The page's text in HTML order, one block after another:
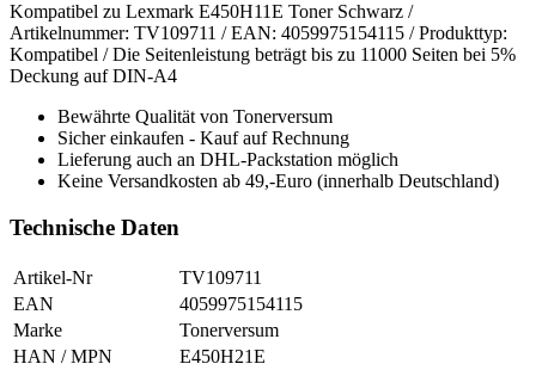
Kompatibel zu Lexmark E450H11E Toner Schwarz /
Artikelnummer: TV109711 / EAN: 4059975154115 / Produkttyp:
Kompatibel / Die Seitenleistung beträgt bis zu 11000 Seiten bei 5%
Deckung auf DIN-A4
Bewährte Qualität von Tonerversum
Sicher einkaufen - Kauf auf Rechnung
Lieferung auch an DHL-Packstation möglich
Keine Versandkosten ab 49,-Euro (innerhalb Deutschland)
Technische Daten
Artikel-Nr
TV109711
EAN
4059975154115
Marke
Tonerversum
HAN / MPN
E450H21E